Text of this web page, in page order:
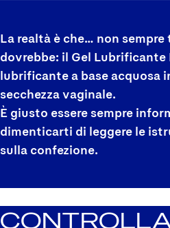
La realtà è che… non
dovrebbe: il Gel Lubrificante
lubrificante a base acquosa
secchezza vaginale.
È giusto essere sempre
dimenticarti di leggere le
sulla confezione.